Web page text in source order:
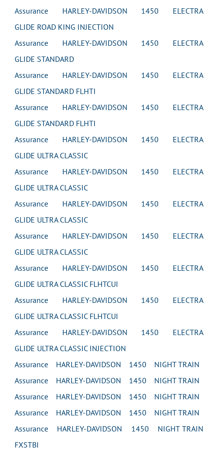
Assurance HARLEY-DAVIDSON 1450 ELECTRA
GLIDE ROAD KING INJECTION
Assurance HARLEY-DAVIDSON 1450 ELECTRA
GLIDE STANDARD
Assurance HARLEY-DAVIDSON 1450 ELECTRA
GLIDE STANDARD FLHTI
Assurance HARLEY-DAVIDSON 1450 ELECTRA
GLIDE STANDARD FLHTI
Assurance HARLEY-DAVIDSON 1450 ELECTRA
GLIDE ULTRA CLASSIC
Assurance HARLEY-DAVIDSON 1450 ELECTRA
GLIDE ULTRA CLASSIC
Assurance HARLEY-DAVIDSON 1450 ELECTRA
GLIDE ULTRA CLASSIC
Assurance HARLEY-DAVIDSON 1450 ELECTRA
GLIDE ULTRA CLASSIC
Assurance HARLEY-DAVIDSON 1450 ELECTRA
GLIDE ULTRA CLASSIC FLHTCUI
Assurance HARLEY-DAVIDSON 1450 ELECTRA
GLIDE ULTRA CLASSIC FLHTCUI
Assurance HARLEY-DAVIDSON 1450 ELECTRA
GLIDE ULTRA CLASSIC INJECTION
Assurance HARLEY-DAVIDSON 1450 NIGHT TRAIN
Assurance HARLEY-DAVIDSON 1450 NIGHT TRAIN
Assurance HARLEY-DAVIDSON 1450 NIGHT TRAIN
Assurance HARLEY-DAVIDSON 1450 NIGHT TRAIN
Assurance HARLEY-DAVIDSON 1450 NIGHT TRAIN
FXSTBI